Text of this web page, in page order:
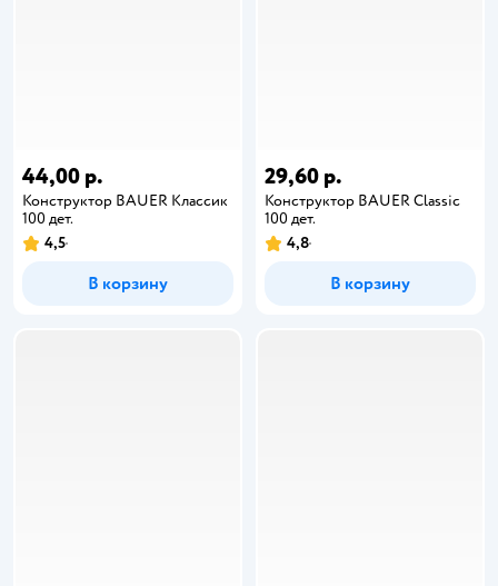
44,00 р.
Конструктор BAUER Классик
100 дет.
4,5
В корзину
29,60 р.
Конструктор BAUER Classic
100 дет.
4,8
В корзину